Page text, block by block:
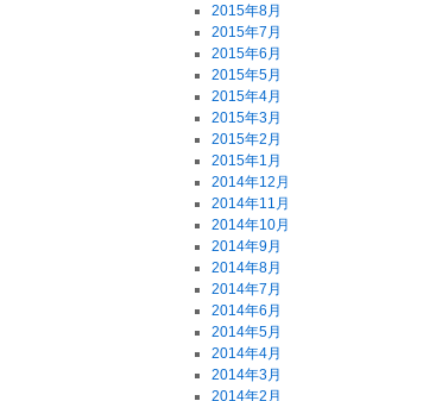
2015年8月
2015年7月
2015年6月
2015年5月
2015年4月
2015年3月
2015年2月
2015年1月
2014年12月
2014年11月
2014年10月
2014年9月
2014年8月
2014年7月
2014年6月
2014年5月
2014年4月
2014年3月
2014年2月